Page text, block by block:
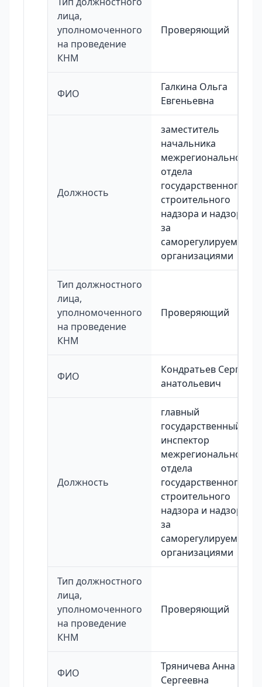
лица,
уполномоченного
на проведение
КНМ
Проверяющий
ФИО
Галкина Ольга
Евгеньевна
Должность
заместитель
начальника
межрегионального
отдела
государственного
строительного
надзора и надзора
за
саморегулируемыми
организациями
Тип должностного
лица,
уполномоченного
на проведение
КНМ
Проверяющий
ФИО
Кондратьев Сергей
анатольевич
Должность
главный
государственный
инспектор
межрегионального
отдела
государственного
строительного
надзора и надзора
за
саморегулируемыми
организациями
Тип должностного
лица,
уполномоченного
на проведение
КНМ
Проверяющий
ФИО
Тряничева Анна
Сергеевна